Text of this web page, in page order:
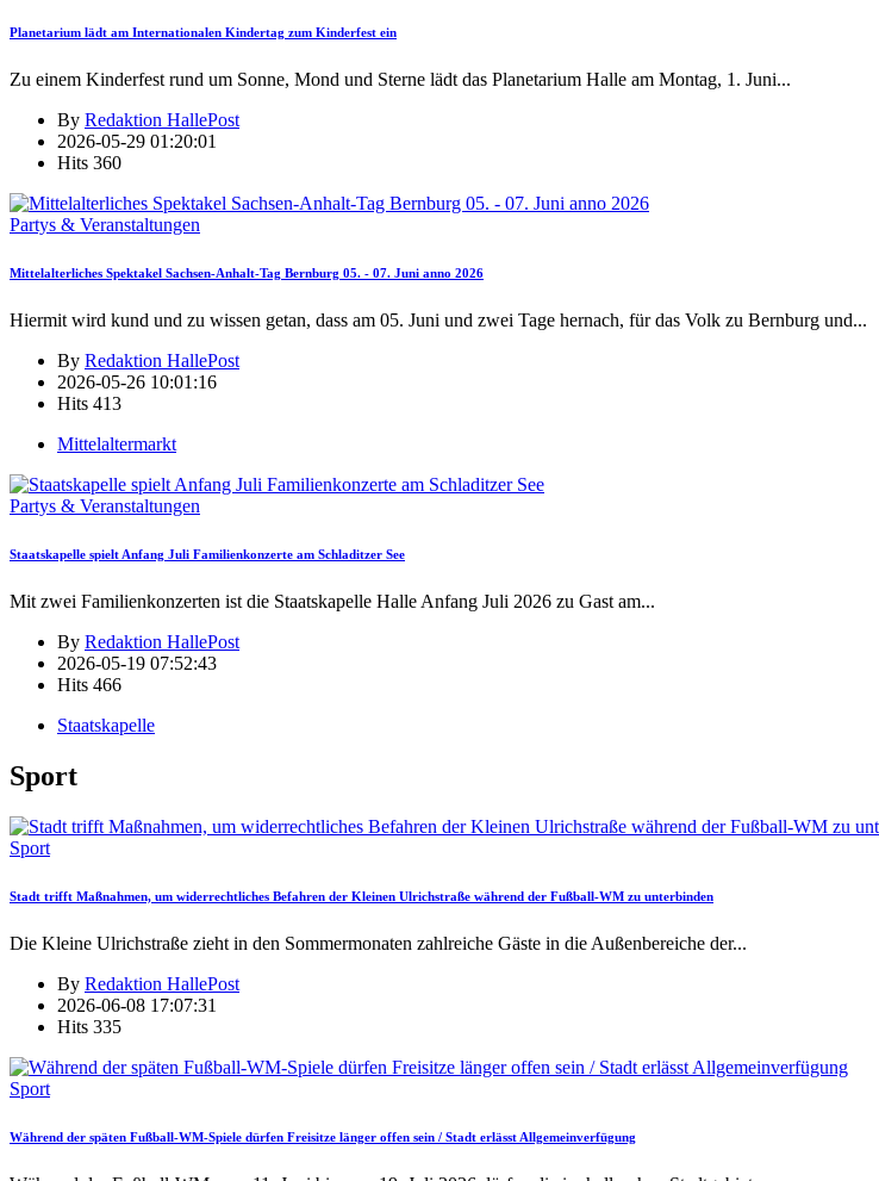
Planetarium lädt am Internationalen Kindertag zum Kinderfest ein
Zu einem Kinderfest rund um Sonne, Mond und Sterne lädt das Planetarium Halle am Montag, 1. Juni...
By Redaktion HallePost
2026-05-29 01:20:01
Hits 360
Partys & Veranstaltungen
Mittelalterliches Spektakel Sachsen-Anhalt-Tag Bernburg 05. - 07. Juni anno 2026
Hiermit wird kund und zu wissen getan, dass am 05. Juni und zwei Tage hernach, für das Volk zu Bernburg und...
By Redaktion HallePost
2026-05-26 10:01:16
Hits 413
Mittelaltermarkt
Partys & Veranstaltungen
Staatskapelle spielt Anfang Juli Familienkonzerte am Schladitzer See
Mit zwei Familienkonzerten ist die Staatskapelle Halle Anfang Juli 2026 zu Gast am...
By Redaktion HallePost
2026-05-19 07:52:43
Hits 466
Staatskapelle
Sport
Sport
Stadt trifft Maßnahmen, um widerrechtliches Befahren der Kleinen Ulrichstraße während der Fußball-WM zu unterbinden
Die Kleine Ulrichstraße zieht in den Sommermonaten zahlreiche Gäste in die Außenbereiche der...
By Redaktion HallePost
2026-06-08 17:07:31
Hits 335
Sport
Während der späten Fußball-WM-Spiele dürfen Freisitze länger offen sein / Stadt erlässt Allgemeinverfügung